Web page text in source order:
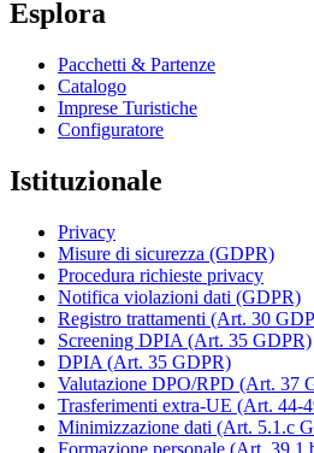
Esplora
Pacchetti & Partenze
Catalogo
Imprese Turistiche
Configuratore
Istituzionale
Privacy
Misure di sicurezza (GDPR)
Procedura richieste privacy
Notifica violazioni dati (GDPR)
Registro trattamenti (Art. 30
Screening DPIA (Art. 35 GDPR)
DPIA (Art. 35 GDPR)
Valutazione DPO/RPD (Art. 37
Trasferimenti extra-UE (Art. 44-
Minimizzazione dati (Art. 5.1.c